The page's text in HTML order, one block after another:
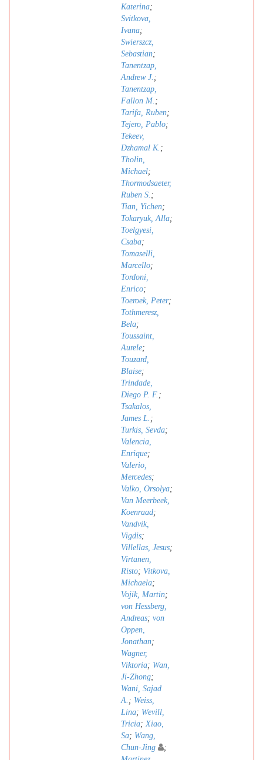
Katerina;
Svitkova,
Ivana;
Swierszcz,
Sebastian;
Tanentzap,
Andrew J. ;
Tanentzap,
Fallon M. ;
Tarifa, Ruben;
Tejero, Pablo;
Tekeev,
Dzhamal K. ;
Tholin,
Michael;
Thormodsaeter,
Ruben S. ;
Tian, Yichen;
Tokaryuk, Alla;
Toelgyesi,
Csaba;
Tomaselli,
Marcello;
Tordoni,
Enrico;
Toeroek, Peter;
Tothmeresz,
Bela;
Toussaint,
Aurele;
Touzard,
Blaise;
Trindade,
Diego P. F. ;
Tsakalos,
James L. ;
Turkis, Sevda;
Valencia,
Enrique;
Valerio,
Mercedes;
Valko, Orsolya;
Van Meerbeek,
Koenraad;
Vandvik,
Vigdis;
Villellas, Jesus;
Virtanen,
Risto; Vitkova,
Michaela;
Vojik, Martin;
von Hessberg,
Andreas; von
Oppen,
Jonathan;
Wagner,
Viktoria; Wan,
Ji-Zhong;
Wani, Sajad
A. ; Weiss,
Lina; Wevill,
Tricia;Xiao,
Sa; Wang,
Chun-Jing
;